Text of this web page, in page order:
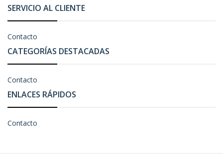
SERVICIO AL CLIENTE
Contacto
CATEGORÍAS DESTACADAS
Contacto
ENLACES RÁPIDOS
Contacto